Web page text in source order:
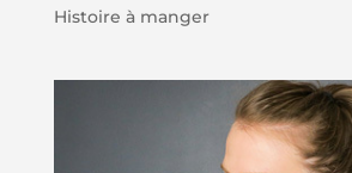
Histoire à manger